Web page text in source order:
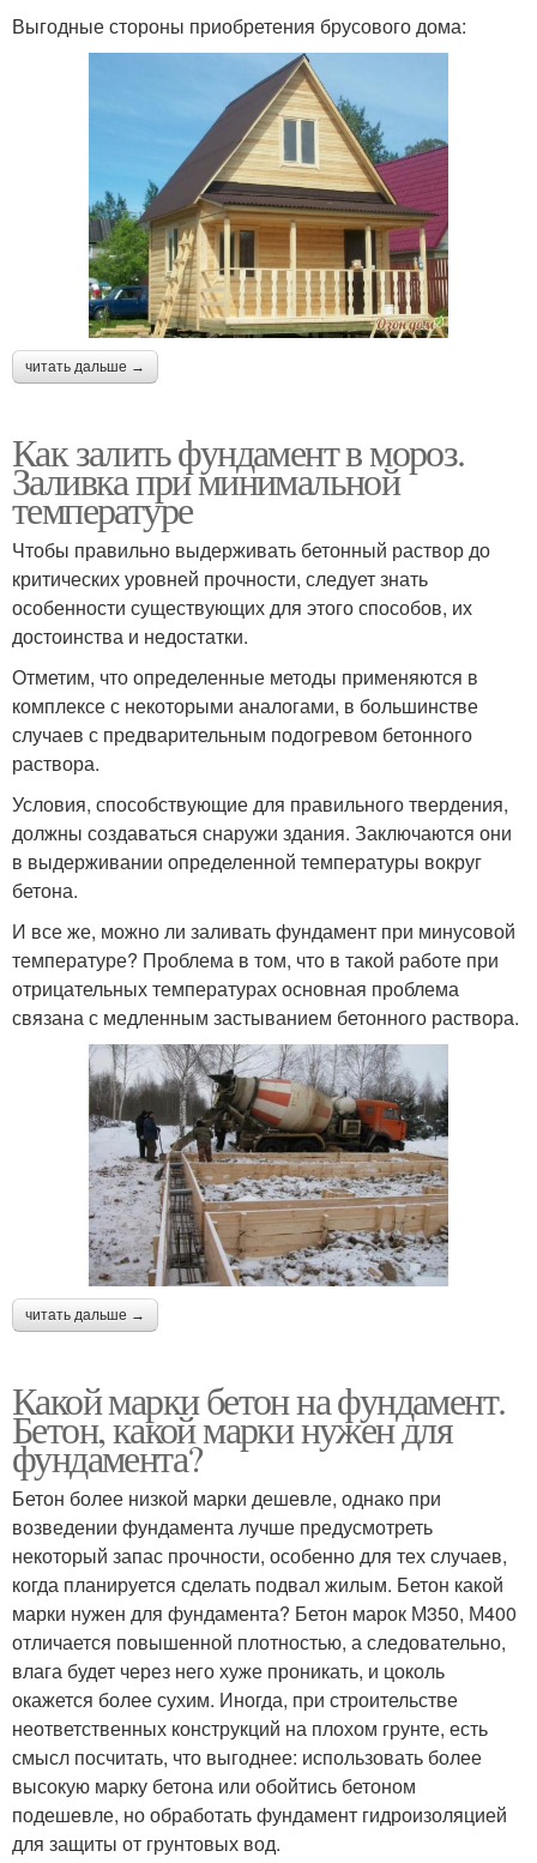
Выгодные стороны приобретения брусового дома:
читать дальше →
Как залить фундамент в мороз.
Заливка при минимальной
температуре
Чтобы правильно выдерживать бетонный раствор до
критических уровней прочности, следует знать
особенности существующих для этого способов, их
достоинства и недостатки.
Отметим, что определенные методы применяются в
комплексе с некоторыми аналогами, в большинстве
случаев с предварительным подогревом бетонного
раствора.
Условия, способствующие для правильного твердения,
должны создаваться снаружи здания. Заключаются они
в выдерживании определенной температуры вокруг
бетона.
И все же, можно ли заливать фундамент при минусовой
температуре? Проблема в том, что в такой работе при
отрицательных температурах основная проблема
связана с медленным застыванием бетонного раствора.
читать дальше →
Какой марки бетон на фундамент.
Бетон, какой марки нужен для
фундамента?
Бетон более низкой марки дешевле, однако при
возведении фундамента лучше предусмотреть
некоторый запас прочности, особенно для тех случаев,
когда планируется сделать подвал жилым. Бетон какой
марки нужен для фундамента? Бетон марок М350, М400
отличается повышенной плотностью, а следовательно,
влага будет через него хуже проникать, и цоколь
окажется более сухим. Иногда, при строительстве
неответственных конструкций на плохом грунте, есть
смысл посчитать, что выгоднее: использовать более
высокую марку бетона или обойтись бетоном
подешевле, но обработать фундамент гидроизоляцией
для защиты от грунтовых вод.